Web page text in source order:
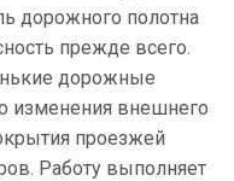
дорожного полотна
прежде всего.
дорожные
изменения внешнего
проезжей
Работу выполняет